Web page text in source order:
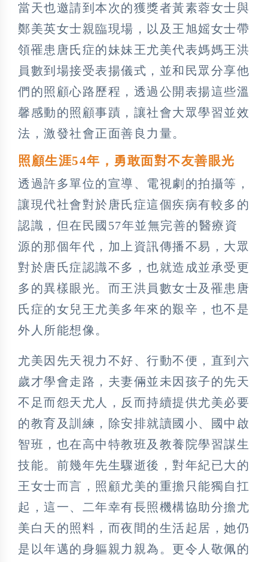
當天也邀請到本次的獲獎者黃素蓉女士與
鄭美英女士親臨現場，以及王旭媱女士帶
領罹患唐氏症的妹妹王尤美代表媽媽王洪
員數到場接受表揚儀式，並和民眾分享他
們的照顧心路歷程，透過公開表揚這些溫
馨感動的照顧事蹟，讓社會大眾學習並效
法，激發社會正面善良力量。
照顧生涯54年，勇敢面對不友善眼光
透過許多單位的宣導、電視劇的拍攝等，
讓現代社會對於唐氏症這個疾病有較多的
認識，但在民國57年並無完善的醫療資
源的那個年代，加上資訊傳播不易，大眾
對於唐氏症認識不多，也就造成並承受更
多的異樣眼光。而王洪員數女士及罹患唐
氏症的女兒王尤美多年來的艱辛，也不是
外人所能想像。
尤美因先天視力不好、行動不便，直到六
歲才學會走路，夫妻倆並未因孩子的先天
不足而怨天尤人，反而持續提供尤美必要
的教育及訓練，除安排就讀國小、國中啟
智班，也在高中特教班及教養院學習謀生
技能。前幾年先生驟逝後，對年紀已大的
王女士而言，照顧尤美的重擔只能獨自扛
起，這一、二年幸有長照機構協助分擔尤
美白天的照料，而夜間的生活起居，她仍
是以年邁的身軀親力親為。更令人敬佩的